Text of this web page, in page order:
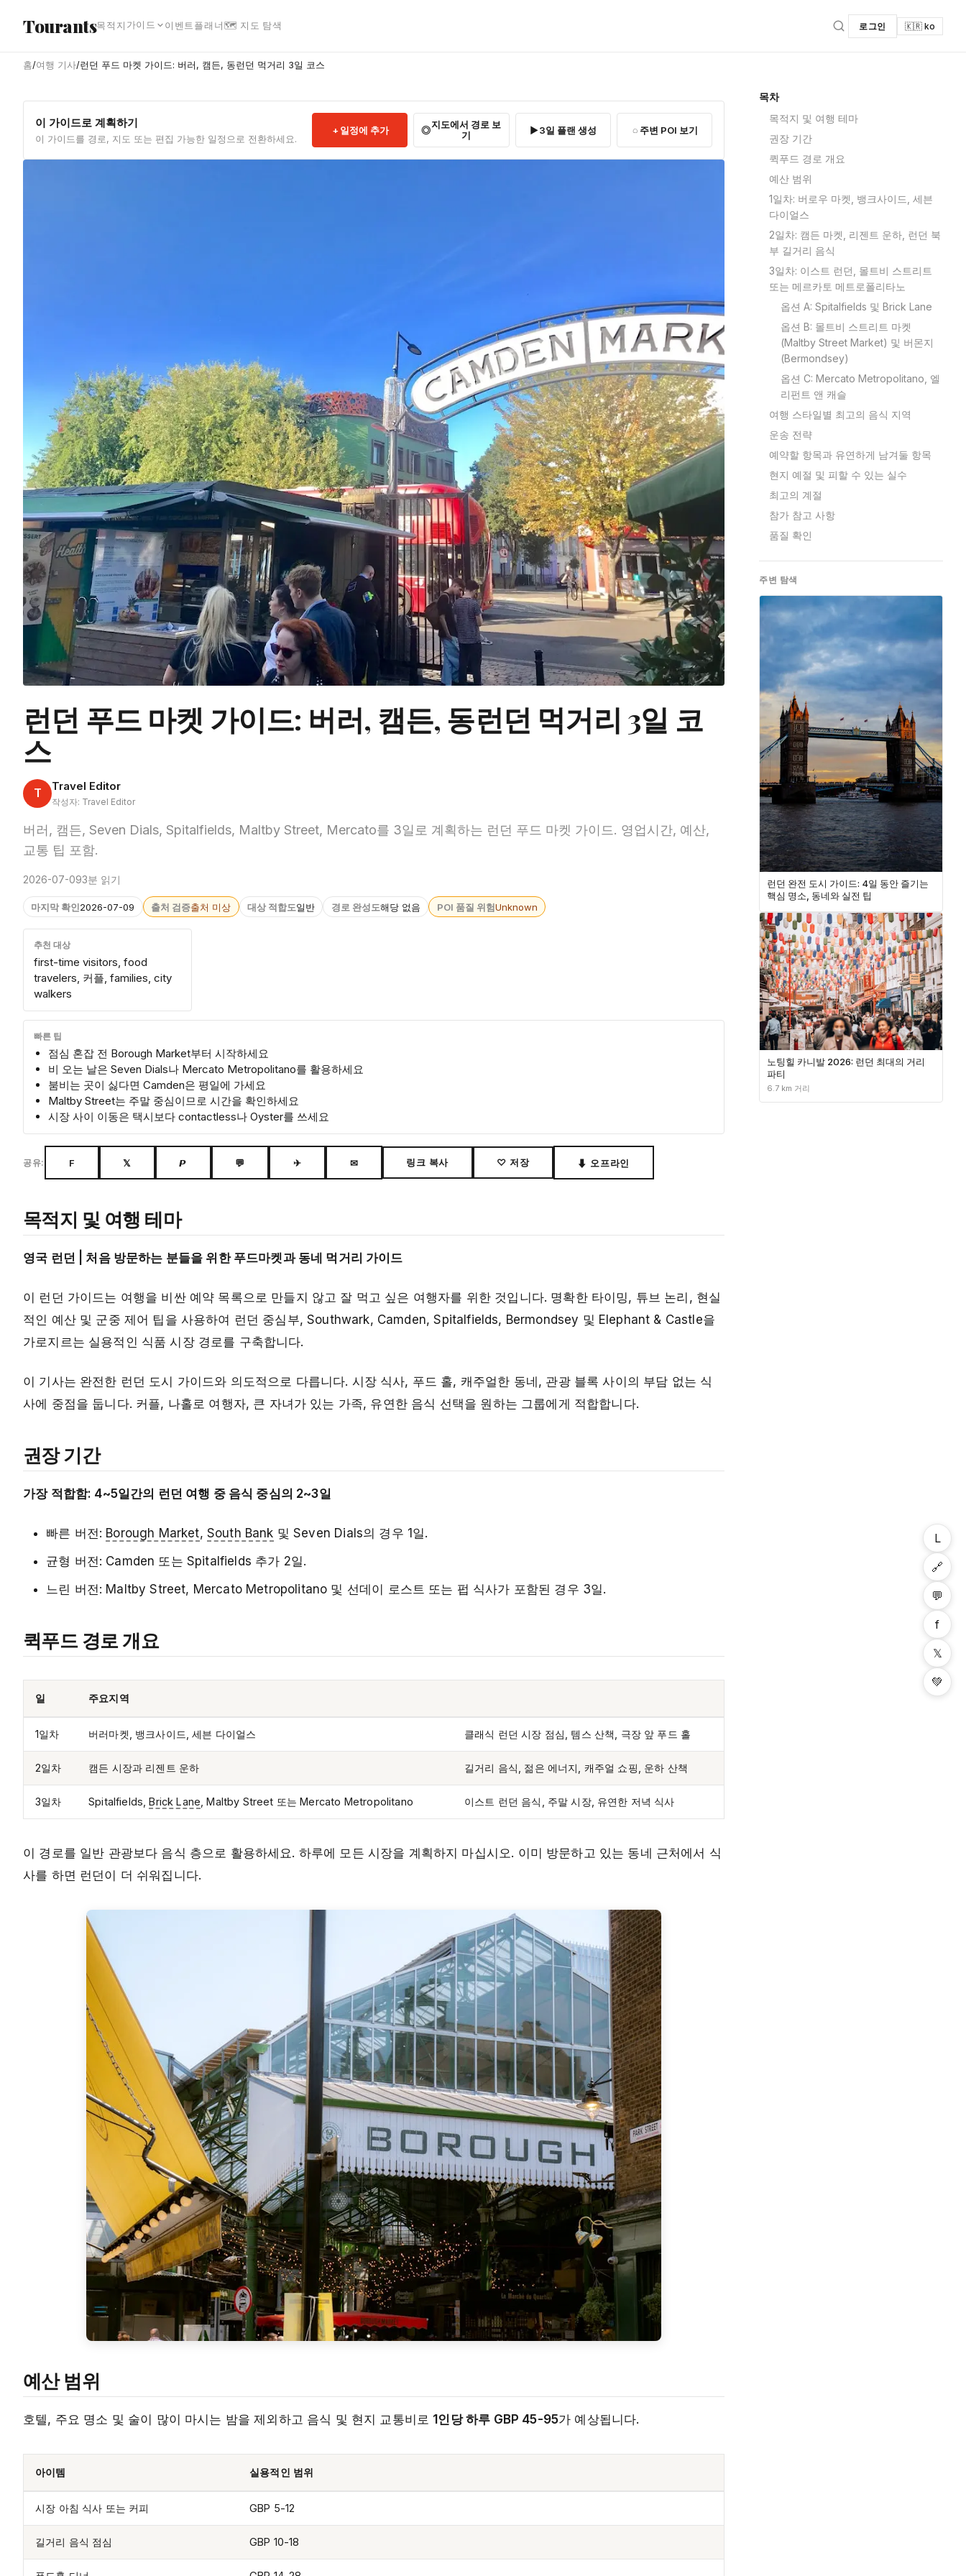
Tourants목적지 가이드 이벤트 플래너🗺 지도 탐색 로그인 🇰🇷 ko
홈/여행 기사/런던 푸드 마켓 가이드: 버러, 캠든, 동런던 먹거리 3일 코스
이 가이드로 계획하기
이 가이드를 경로, 지도 또는 편집 가능한 일정으로 전환하세요.
일정에 추가
지도에서 경로 보
기
3일 플랜 생성 주변 POI 보기
런던 푸드 마켓 가이드: 버러, 캠든, 동런던 먹거리 3일 코
스
T Travel Editor
작성자: Travel Editor
버러, 캠든, Seven Dials, Spitalfields, Maltby Street, Mercato를 3일로 계획하는 런던 푸드 마켓 가이드. 영업시간, 예산,
교통 팁 포함.
2026-07-093분 읽기
마지막 확인2026-07-09 출처 검증출처 미상 대상 적합도일반 경로 완성도해당 없음 POI 품질 위험Unknown
추천 대상
first-time visitors, food
travelers, 커플, families, city
walkers
빠른 팁
점심 혼잡 전 Borough Market부터 시작하세요
비 오는 날은 Seven Dials나 Mercato Metropolitano를 활용하세요
붐비는 곳이 싫다면 Camden은 평일에 가세요
Maltby Street는 주말 중심이므로 시간을 확인하세요
시장 사이 이동은 택시보다 contactless나 Oyster를 쓰세요
공유: F 𝕏 𝙋 💬 ✈ ✉ 링크 복사 ♡ 저장 ⬇ 오프라인
목적지 및 여행 테마
영국 런던 | 처음 방문하는 분들을 위한 푸드마켓과 동네 먹거리 가이드
이 런던 가이드는 여행을 비싼 예약 목록으로 만들지 않고 잘 먹고 싶은 여행자를 위한 것입니다. 명확한 타이밍, 튜브 논리, 현실
적인 예산 및 군중 제어 팁을 사용하여 런던 중심부, Southwark, Camden, Spitalfields, Bermondsey 및 Elephant & Castle을
가로지르는 실용적인 식품 시장 경로를 구축합니다.
이 기사는 완전한 런던 도시 가이드와 의도적으로 다릅니다. 시장 식사, 푸드 홀, 캐주얼한 동네, 관광 블록 사이의 부담 없는 식
사에 중점을 둡니다. 커플, 나홀로 여행자, 큰 자녀가 있는 가족, 유연한 음식 선택을 원하는 그룹에게 적합합니다.
권장 기간
가장 적합함: 4~5일간의 런던 여행 중 음식 중심의 2~3일
빠른 버전: Borough Market, South Bank 및 Seven Dials의 경우 1일.
균형 버전: Camden 또는 Spitalfields 추가 2일.
느린 버전: Maltby Street, Mercato Metropolitano 및 선데이 로스트 또는 펍 식사가 포함된 경우 3일.
퀵푸드 경로 개요
일 주요지역
1일차 버러마켓, 뱅크사이드, 세븐 다이얼스 클래식 런던 시장 점심, 템스 산책, 극장 앞 푸드 홀
2일차 캠든 시장과 리젠트 운하 길거리 음식, 젊은 에너지, 캐주얼 쇼핑, 운하 산책
3일차 Spitalfields,Brick Lane , Maltby Street 또는 Mercato Metropolitano 이스트 런던 음식, 주말 시장, 유연한 저녁 식사
이 경로를 일반 관광보다 음식 층으로 활용하세요. 하루에 모든 시장을 계획하지 마십시오. 이미 방문하고 있는 동네 근처에서 식
사를 하면 런던이 더 쉬워집니다.
예산 범위
호텔, 주요 명소 및 술이 많이 마시는 밤을 제외하고 음식 및 현지 교통비로 1인당 하루 GBP 45-95가 예상됩니다.
아이템 실용적인 범위
시장 아침 식사 또는 커피 GBP 5-12
길거리 음식 점심 GBP 10-18
목차
목적지 및 여행 테마
권장 기간
퀵푸드 경로 개요
예산 범위
1일차: 버로우 마켓, 뱅크사이드, 세븐
다이얼스
2일차: 캠든 마켓, 리젠트 운하, 런던 북
부 길거리 음식
3일차: 이스트 런던, 몰트비 스트리트
또는 메르카토 메트로폴리타노
옵션 A: Spitalfields 및 Brick Lane
옵션 B: 몰트비 스트리트 마켓
(Maltby Street Market) 및 버몬지
(Bermondsey)
옵션 C: Mercato Metropolitano, 엘
리펀트 앤 캐슬
여행 스타일별 최고의 음식 지역
운송 전략
예약할 항목과 유연하게 남겨둘 항목
현지 예절 및 피할 수 있는 실수
최고의 계절
참가 참고 사항
품질 확인
주변 탐색
런던 완전 도시 가이드: 4일 동안 즐기는
핵심 명소, 동네와 실전 팁
노팅힐 카니발 2026: 런던 최대의 거리
파티
6.7 km 거리
L
🔗
💬
f
𝕏
💚